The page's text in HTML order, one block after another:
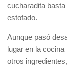
cucharadita
estofado.
Aunque pasó
lugar en la
otros